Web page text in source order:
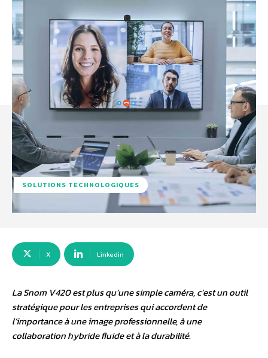
SOLUTIONS TECHNOLOGIQUES
X Linkedin
La Snom V420 est plus qu’une simple caméra, c’est un outil
stratégique pour les entreprises qui accordent de
l’importance à une image professionnelle, à une
collaboration hybride fluide et à la durabilité.